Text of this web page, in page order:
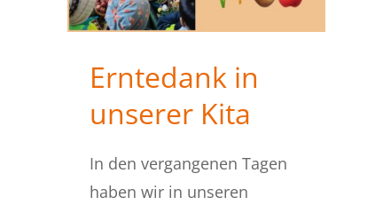
Erntedank in
unserer Kita
In den vergangenen Tagen
haben wir in unseren